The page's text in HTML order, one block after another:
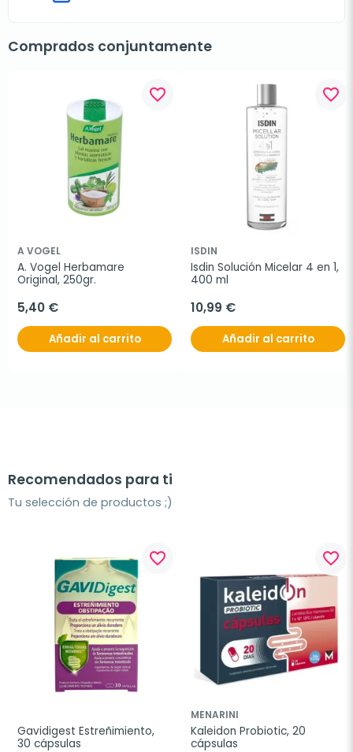
Comprados conjuntamente
favorite_border
A VOGEL
A. Vogel Herbamare
Original, 250gr.
5,40 €
Añadir al carrito
favorite_border
ISDIN
Isdin Solución Micelar 4 en 1,
400 ml
10,99 €
Añadir al carrito
Recomendados para ti
Tu selección de productos ;)
favorite_border
Gavidigest Estreñimiento,
30 cápsulas
favorite_border
MENARINI
Kaleidon Probiotic, 20
cápsulas